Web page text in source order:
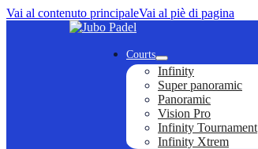
Vai al contenuto principaleVai al piè di pagina
Courts
Infinity
Super panoramic
Panoramic
Vision Pro
Infinity Tournament
Infinity Xtrem